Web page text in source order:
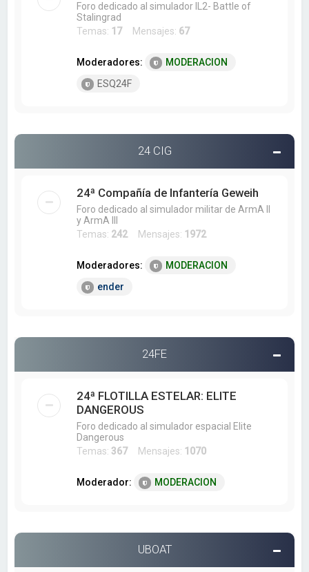
Foro dedicado al simulador IL2- Battle of
Stalingrad
Temas: 17Mensajes: 67
Moderadores:
MODERACION
ESQ24F
24 CIG
24ª Compañía de Infantería Geweih
Foro dedicado al simulador militar de ArmA II
y ArmA III
Temas: 242Mensajes: 1972
Moderadores:
MODERACION
ender
24FE
24ª FLOTILLA ESTELAR: ELITE
DANGEROUS
Foro dedicado al simulador espacial Elite
Dangerous
Temas: 367Mensajes: 1070
Moderador: MODERACION
UBOAT